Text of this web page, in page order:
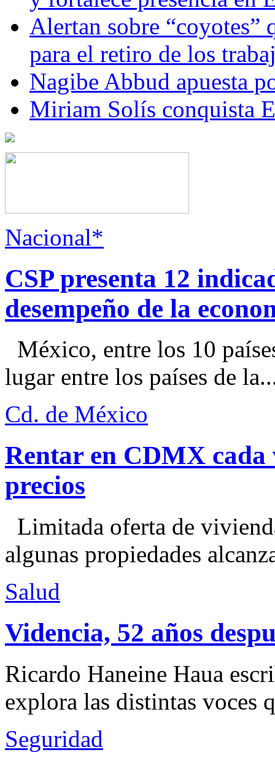
Alertan sobre “coyotes”
para el retiro de los
Nagibe Abbud apuesta
Miriam Solís conquista
Nacional*
CSP presenta 12
desempeño de la
México, entre los 10
lugar entre los países de
Cd. de México
Rentar en CDMX cada
precios
Limitada oferta de
algunas propiedades
Salud
Videncia, 52 años
Ricardo Haneine Haua
explora las distintas voces
Seguridad